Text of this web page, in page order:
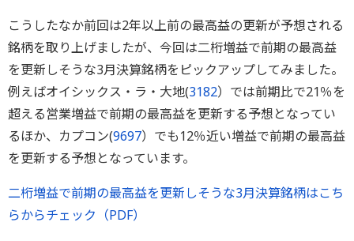
こうしたなか前回は2年以上前の最高益の更新が予想される
銘柄を取り上げましたが、今回は二桁増益で前期の最高益
を更新しそうな3月決算銘柄をピックアップしてみました。
例えばオイシックス・ラ・大地(3182）では前期比で21％を
超える営業増益で前期の最高益を更新する予想となってい
るほか、カプコン(9697）でも12％近い増益で前期の最高益
を更新する予想となっています。
二桁増益で前期の最高益を更新しそうな3月決算銘柄はこち
らからチェック（PDF）